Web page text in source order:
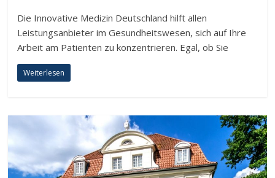
Die Innovative Medizin Deutschland hilft allen
Leistungsanbieter im Gesundheitswesen, sich auf Ihre
Arbeit am Patienten zu konzentrieren. Egal, ob Sie
Weiterlesen